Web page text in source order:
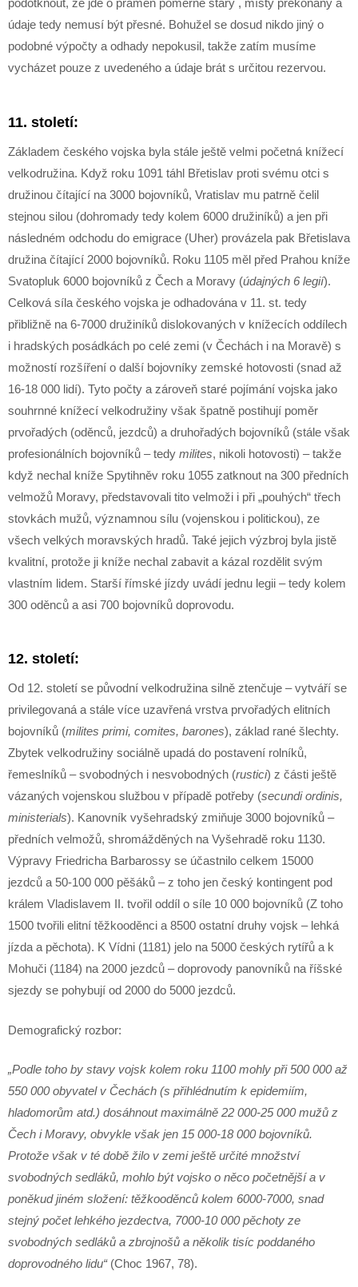
podotknout, že jde o pramen poměrně starý , místy překonaný a
údaje tedy nemusí být přesné. Bohužel se dosud nikdo jiný o
podobné výpočty a odhady nepokusil, takže zatím musíme
vycházet pouze z uvedeného a údaje brát s určitou rezervou.
11. století:
Základem českého vojska byla stále ještě velmi početná knížecí
velkodružina. Když roku 1091 táhl Břetislav proti svému otci s
družinou čítající na 3000 bojovníků, Vratislav mu patrně čelil
stejnou silou (dohromady tedy kolem 6000 družiníků) a jen při
následném odchodu do emigrace (Uher) provázela pak Břetislava
družina čítající 2000 bojovníků. Roku 1105 měl před Prahou kníže
Svatopluk 6000 bojovníků z Čech a Moravy (údajných 6 legií).
Celková síla českého vojska je odhadována v 11. st. tedy
přibližně na 6-7000 družiníků dislokovaných v knížecích oddílech
i hradských posádkách po celé zemi (v Čechách i na Moravě) s
možností rozšíření o další bojovníky zemské hotovosti (snad až
16-18 000 lidí). Tyto počty a zároveň staré pojímání vojska jako
souhrnné knížecí velkodružiny však špatně postihují poměr
prvořadých (oděnců, jezdců) a druhořadých bojovníků (stále však
profesionálních bojovníků – tedy milites, nikoli hotovosti) – takže
když nechal kníže Spytihněv roku 1055 zatknout na 300 předních
velmožů Moravy, představovali tito velmoži i při „pouhých“ třech
stovkách mužů, významnou sílu (vojenskou i politickou), ze
všech velkých moravských hradů. Také jejich výzbroj byla jistě
kvalitní, protože ji kníže nechal zabavit a kázal rozdělit svým
vlastním lidem. Starší římské jízdy uvádí jednu legii – tedy kolem
300 oděnců a asi 700 bojovníků doprovodu.
12. století:
Od 12. století se původní velkodružina silně ztenčuje – vytváří se
privilegovaná a stále více uzavřená vrstva prvořadých elitních
bojovníků (milites primi, comites, barones), základ rané šlechty.
Zbytek velkodružiny sociálně upadá do postavení rolníků,
řemeslníků – svobodných i nesvobodných (rustici) z části ještě
vázaných vojenskou službou v případě potřeby (secundi ordinis,
ministerials). Kanovník vyšehradský zmiňuje 3000 bojovníků –
předních velmožů, shromážděných na Vyšehradě roku 1130.
Výpravy Friedricha Barbarossy se účastnilo celkem 15000
jezdců a 50-100 000 pěšáků – z toho jen český kontingent pod
králem Vladislavem II. tvořil oddíl o síle 10 000 bojovníků (Z toho
1500 tvořili elitní těžkooděnci a 8500 ostatní druhy vojsk – lehká
jízda a pěchota). K Vídni (1181) jelo na 5000 českých rytířů a k
Mohuči (1184) na 2000 jezdců – doprovody panovníků na říšské
sjezdy se pohybují od 2000 do 5000 jezdců.
Demografický rozbor:
„Podle toho by stavy vojsk kolem roku 1100 mohly při 500 000 až
550 000 obyvatel v Čechách (s přihlédnutím k epidemiím,
hladomorům atd.) dosáhnout maximálně 22 000-25 000 mužů z
Čech i Moravy, obvykle však jen 15 000-18 000 bojovníků.
Protože však v té době žilo v zemi ještě určité množství
svobodných sedláků, mohlo být vojsko o něco početnější a v
poněkud jiném složení: těžkooděnců kolem 6000-7000, snad
stejný počet lehkého jezdectva, 7000-10 000 pěchoty ze
svobodných sedláků a zbrojnošů a několik tisíc poddaného
doprovodného lidu“(Choc 1967, 78).